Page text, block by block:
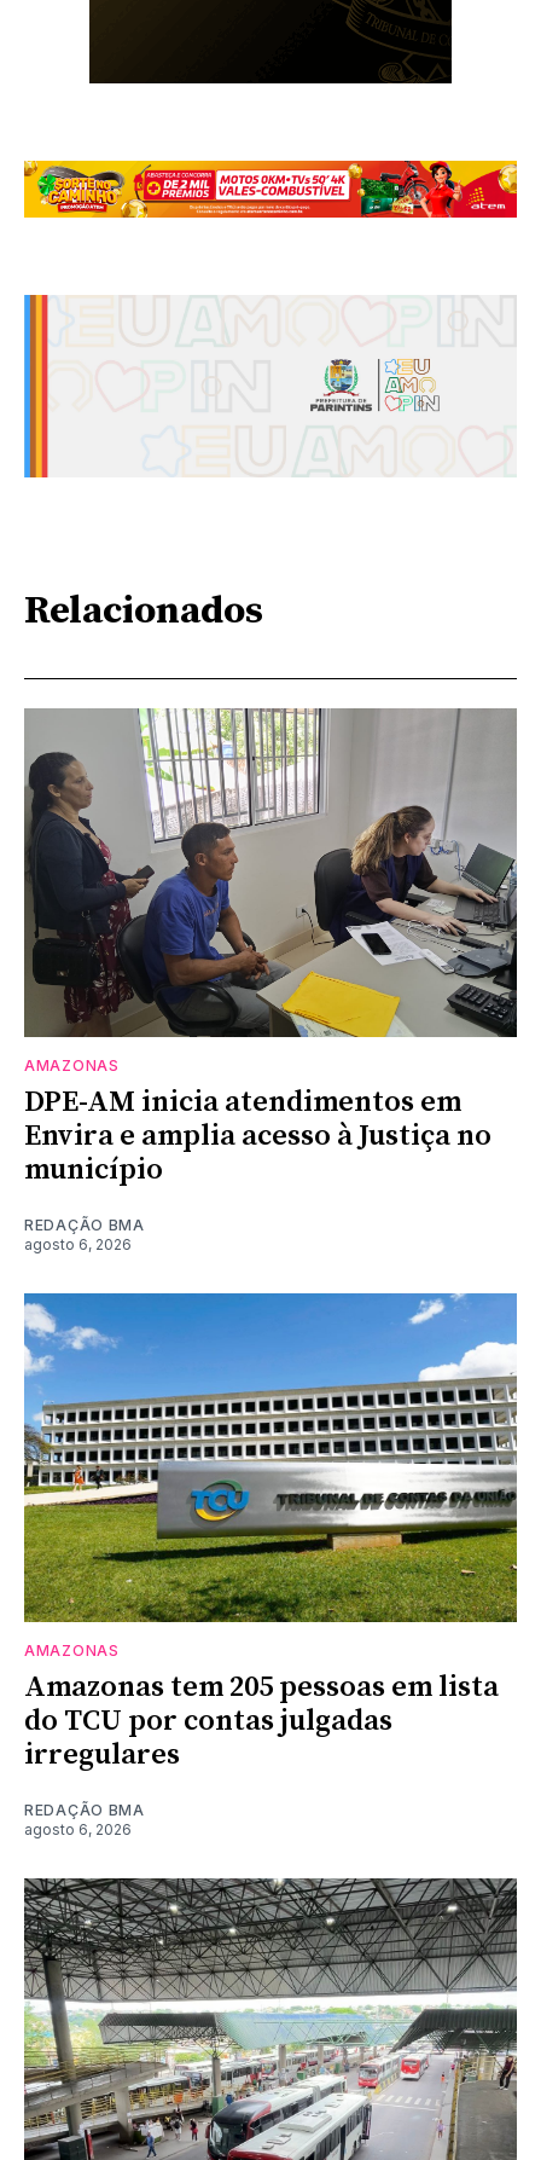
Relacionados
AMAZONAS
DPE-AM inicia atendimentos em
Envira e amplia acesso à Justiça no
município
REDAÇÃO BMA
agosto 6, 2026
AMAZONAS
Amazonas tem 205 pessoas em lista
do TCU por contas julgadas
irregulares
REDAÇÃO BMA
agosto 6, 2026